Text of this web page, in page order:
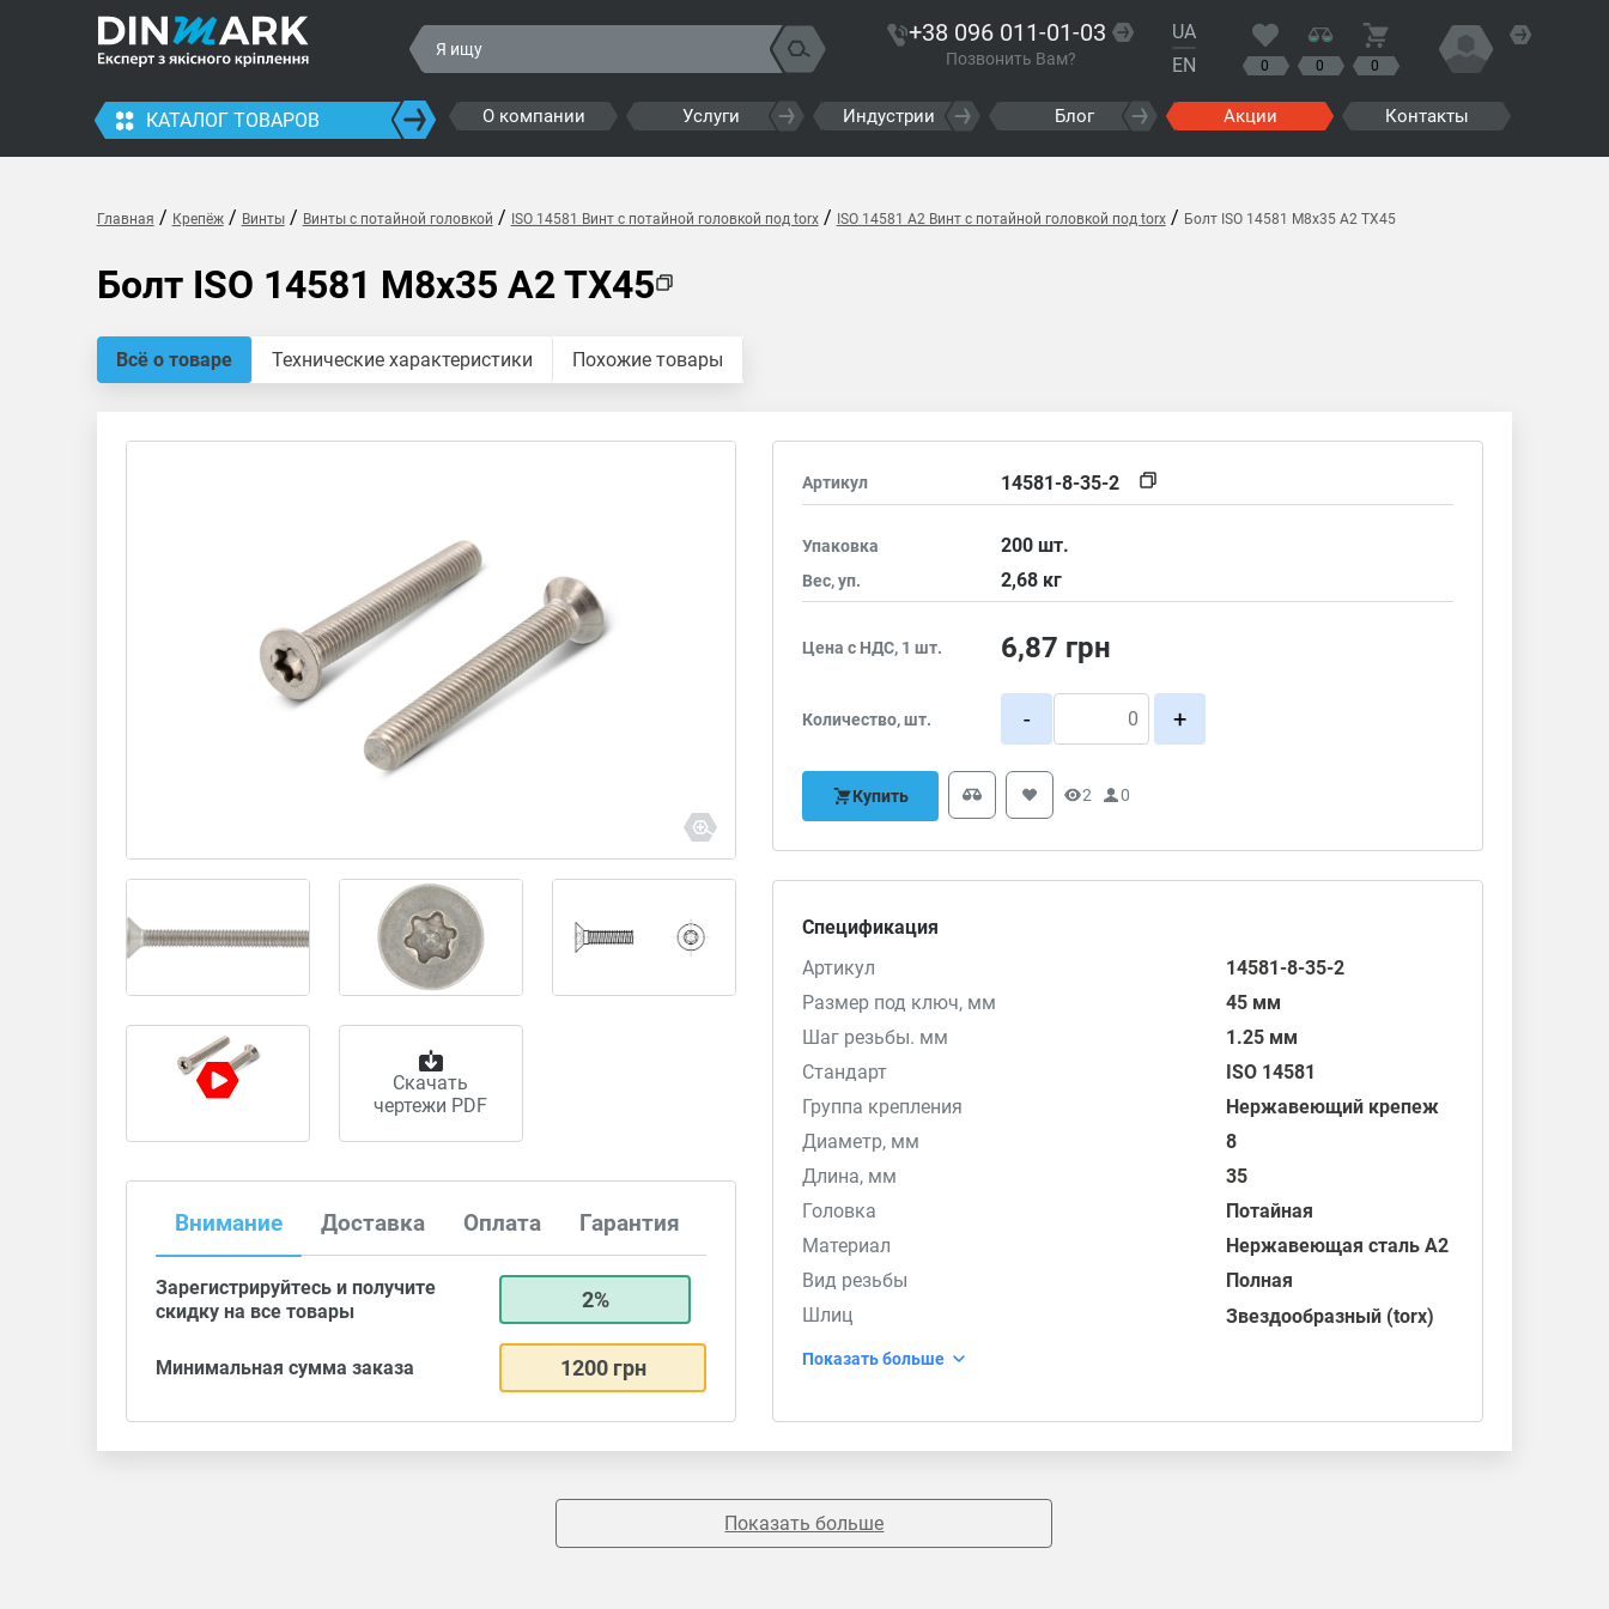
+38 096 011-01-03
Позвонить Вам?
UA
EN
0 0 0
КАТАЛОГ ТОВАРОВ О компании Услуги Индустрии Блог Акции Контакты
Главная / Крепёж/ Винты/ Винты с потайной головкой / ISO 14581 Винт с потайной головкой под torx/ ISO 14581 A2 Винт с потайной головкой под torx/ Болт ISO 14581 M8x35 A2 TX45
Болт ISO 14581 M8x35 A2 TX45
Всё о товаре Технические характеристики Похожие товары
Скачать
чертежи PDF
Внимание Доставка Оплата Гарантия
Зарегистрируйтесь и получите
скидку на все товары
2%
Минимальная сумма заказа 1200 грн
Артикул 14581-8-35-2
Упаковка 200шт.
Вес, уп. 2,68 кг
Цена с НДС, 1 шт. 6,87 грн
Количество, шт. - +
Купить 2 0
Спецификация
Артикул
14581-8-35-2
Размер под ключ, мм
45 мм
Шаг резьбы. мм
1.25 мм
Стандарт
ISO 14581
Группа крепления
Нержавеющий крепеж
Диаметр, мм
8
Длина, мм
35
Головка
Потайная
Материал
Нержавеющая сталь А2
Вид резьбы
Полная
Шлиц
Звездообразный (torx)
Показать больше
Показать больше